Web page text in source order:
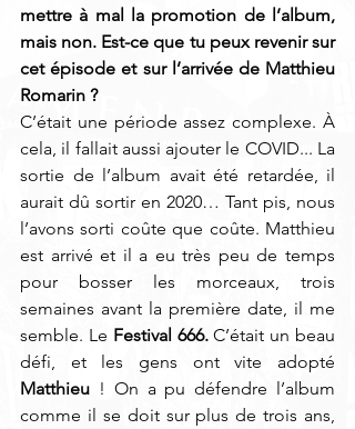
mettre à mal la promotion de l’album,
mais non. Est-ce que tu peux revenir sur
cet épisode et sur l’arrivée de Matthieu
Romarin ?
C’était une période assez complexe. À
cela, il fallait aussi ajouter le COVID... La
sortie de l’album avait été retardée, il
aurait dû sortir en 2020… Tant pis, nous
l’avons sorti coûte que coûte. Matthieu
est arrivé et il a eu très peu de temps
pour bosser les morceaux, trois
semaines avant la première date, il me
semble. Le Festival 666. C’était un beau
Matthieu ! On a pu défendre l’album
comme il se doit sur plus de trois ans,